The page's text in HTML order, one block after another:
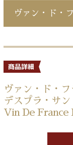
ヴァン・ド・
ヴァン・ド・
デスプラ・サ
Vin De France